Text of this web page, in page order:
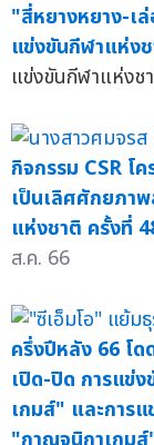
"สี่หยางหยาง-เ
แข่งขันกีฬาแห่ง
แข่งขันกีฬาแห่งช
กิจกรรม CSR โ
เป็นเลิศศักยภา
แห่งชาติ ครั้งที่
ส.ค. 66
ครึ่งปีหลัง 66 โด
เปิด-ปิด การแข่
เกมส์" และการ